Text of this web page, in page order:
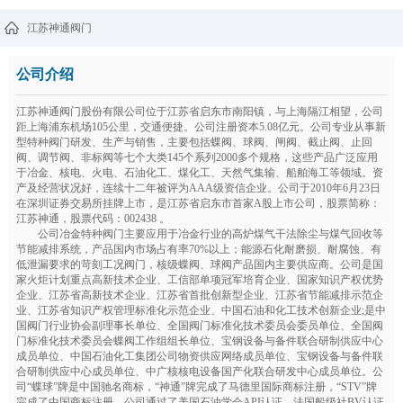
江苏神通阀门
公司介绍
江苏神通阀门股份有限公司位于江苏省启东市南阳镇，与上海隔江相望，公司
距上海浦东机场105公里，交通便捷。公司注册资本5.08亿元。公司专业从事新
型特种阀门研发、生产与销售，主要包括蝶阀、球阀、闸阀、截止阀、止回
阀、调节阀、非标阀等七个大类145个系列2000多个规格，这些产品广泛应用
于冶金、核电、火电、石油化工、煤化工、天然气集输、船舶海工等领域。资
产及经营状况好，连续十二年被评为AAA级资信企业。公司于2010年6月23日
在深圳证券交易所挂牌上市，是江苏省启东市首家A股上市公司，股票简称：
江苏神通，股票代码：002438 。
公司冶金特种阀门主要应用于冶金行业的高炉煤气干法除尘与煤气回收等
节能减排系统，产品国内市场占有率70%以上；能源石化耐磨损、耐腐蚀、有
低泄漏要求的苛刻工况阀门，核级蝶阀、球阀产品国内主要供应商。公司是国
家火炬计划重点高新技术企业、工信部单项冠军培育企业、国家知识产权优势
企业、江苏省高新技术企业、江苏省首批创新型企业、江苏省节能减排示范企
业、江苏省知识产权管理标准化示范企业、中国石油和化工技术创新企业;是中
国阀门行业协会副理事长单位、全国阀门标准化技术委员会委员单位、全国阀
门标准化技术委员会蝶阀工作组组长单位、宝钢设备与备件联合研制供应中心
成员单位、中国石油化工集团公司物资供应网络成员单位、宝钢设备与备件联
合研制供应中心成员单位、中广核核电设备国产化联合研发中心成员单位。公
司“蝶球”牌是中国驰名商标，“神通”牌完成了马德里国际商标注册，“STV”牌